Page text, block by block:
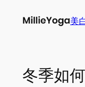
美
冬季如